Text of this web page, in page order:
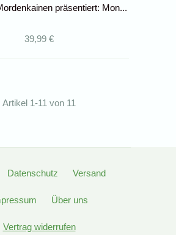
präsentiert: Mon...
39,99 €
Artikel 1-11 von 11
Datenschutz Versand
Über uns
Vertrag widerrufen